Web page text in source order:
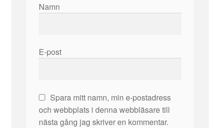
Namn
E-post
Spara mitt namn, min e-postadress
och webbplats i denna webbläsare till
nästa gång jag skriver en kommentar.